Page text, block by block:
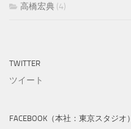
高橋宏典 (4)
TWITTER
ツイート
FACEBOOK（本社：東京スタジオ）